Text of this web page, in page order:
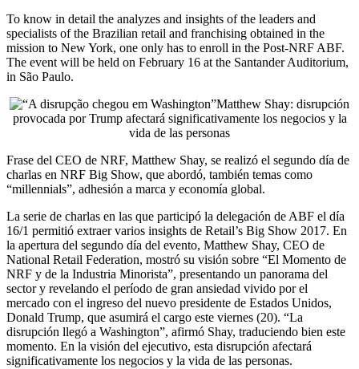
To know in detail the analyzes and insights of the leaders and
specialists of the Brazilian retail and franchising obtained in the
mission to New York, one only has to enroll in the Post-NRF ABF.
The event will be held on February 16 at the Santander Auditorium,
in São Paulo.
Matthew Shay: disrupción
provocada por Trump afectará significativamente los negocios y la
vida de las personas
Frase del CEO de NRF, Matthew Shay, se realizó el segundo día de
charlas en NRF Big Show, que abordó, también temas como
“millennials”, adhesión a marca y economía global.
La serie de charlas en las que participó la delegación de ABF el día
16/1 permitió extraer varios insights de Retail’s Big Show 2017. En
la apertura del segundo día del evento, Matthew Shay, CEO de
National Retail Federation, mostró su visión sobre “El Momento de
NRF y de la Industria Minorista”, presentando un panorama del
sector y revelando el período de gran ansiedad vivido por el
mercado con el ingreso del nuevo presidente de Estados Unidos,
Donald Trump, que asumirá el cargo este viernes (20). “La
disrupción llegó a Washington”, afirmó Shay, traduciendo bien este
momento. En la visión del ejecutivo, esta disrupción afectará
significativamente los negocios y la vida de las personas.